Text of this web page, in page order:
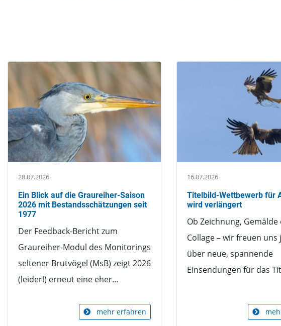
28.07.2026
Ein Blick auf die Graureiher-Saison
2026 mit Bestandsschätzungen seit
1977
Der Feedback-Bericht zum
Graureiher-Modul des Monitorings
seltener Brutvögel (MsB) zeigt 2026
(leider!) erneut eine eher...
mehr erfahren
16.07.2026
Titelbild-Wettbewerb für
wird verlängert
Ob Zeichnung,
Collage – wir freuen uns
über neue, spannende
Einsendungen für das